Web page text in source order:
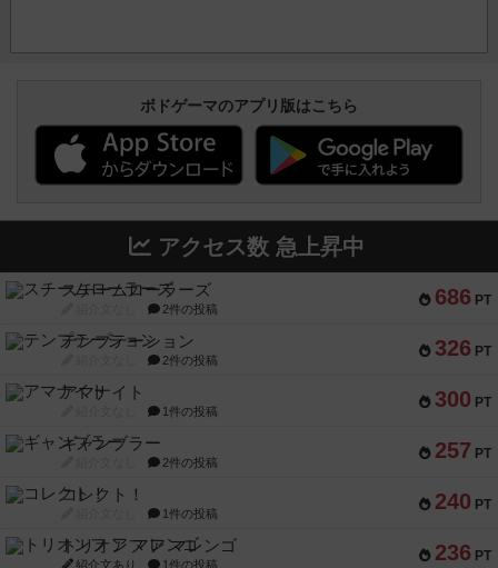
ボドゲーマのアプリ版はこちら
アクセス数 急上昇中
686 PT
スチームローラーズ
2件の投稿
326 PT
テンプテーション
2件の投稿
300 PT
アマナイト
1件の投稿
257 PT
ギャンブラー
2件の投稿
240 PT
コレクト！
1件の投稿
236 PT
トリオンフ ア マレンゴ
紹介文あり 1件の投稿